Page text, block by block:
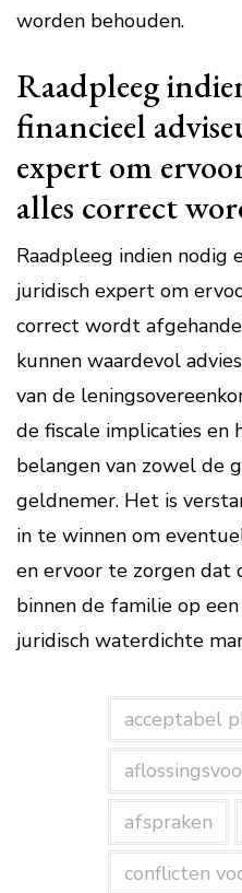
worden behouden.
Raadpleeg
financieel
expert om
alles correct
Raadpleeg indien nodig
juridisch expert om
correct wordt
kunnen waardevol
van de
de fiscale implicaties en
belangen van zowel de
geldnemer. Het is
in te winnen om
en ervoor te zorgen dat
binnen de familie op
juridisch waterdichte
acceptabel
afspraken
conflicten